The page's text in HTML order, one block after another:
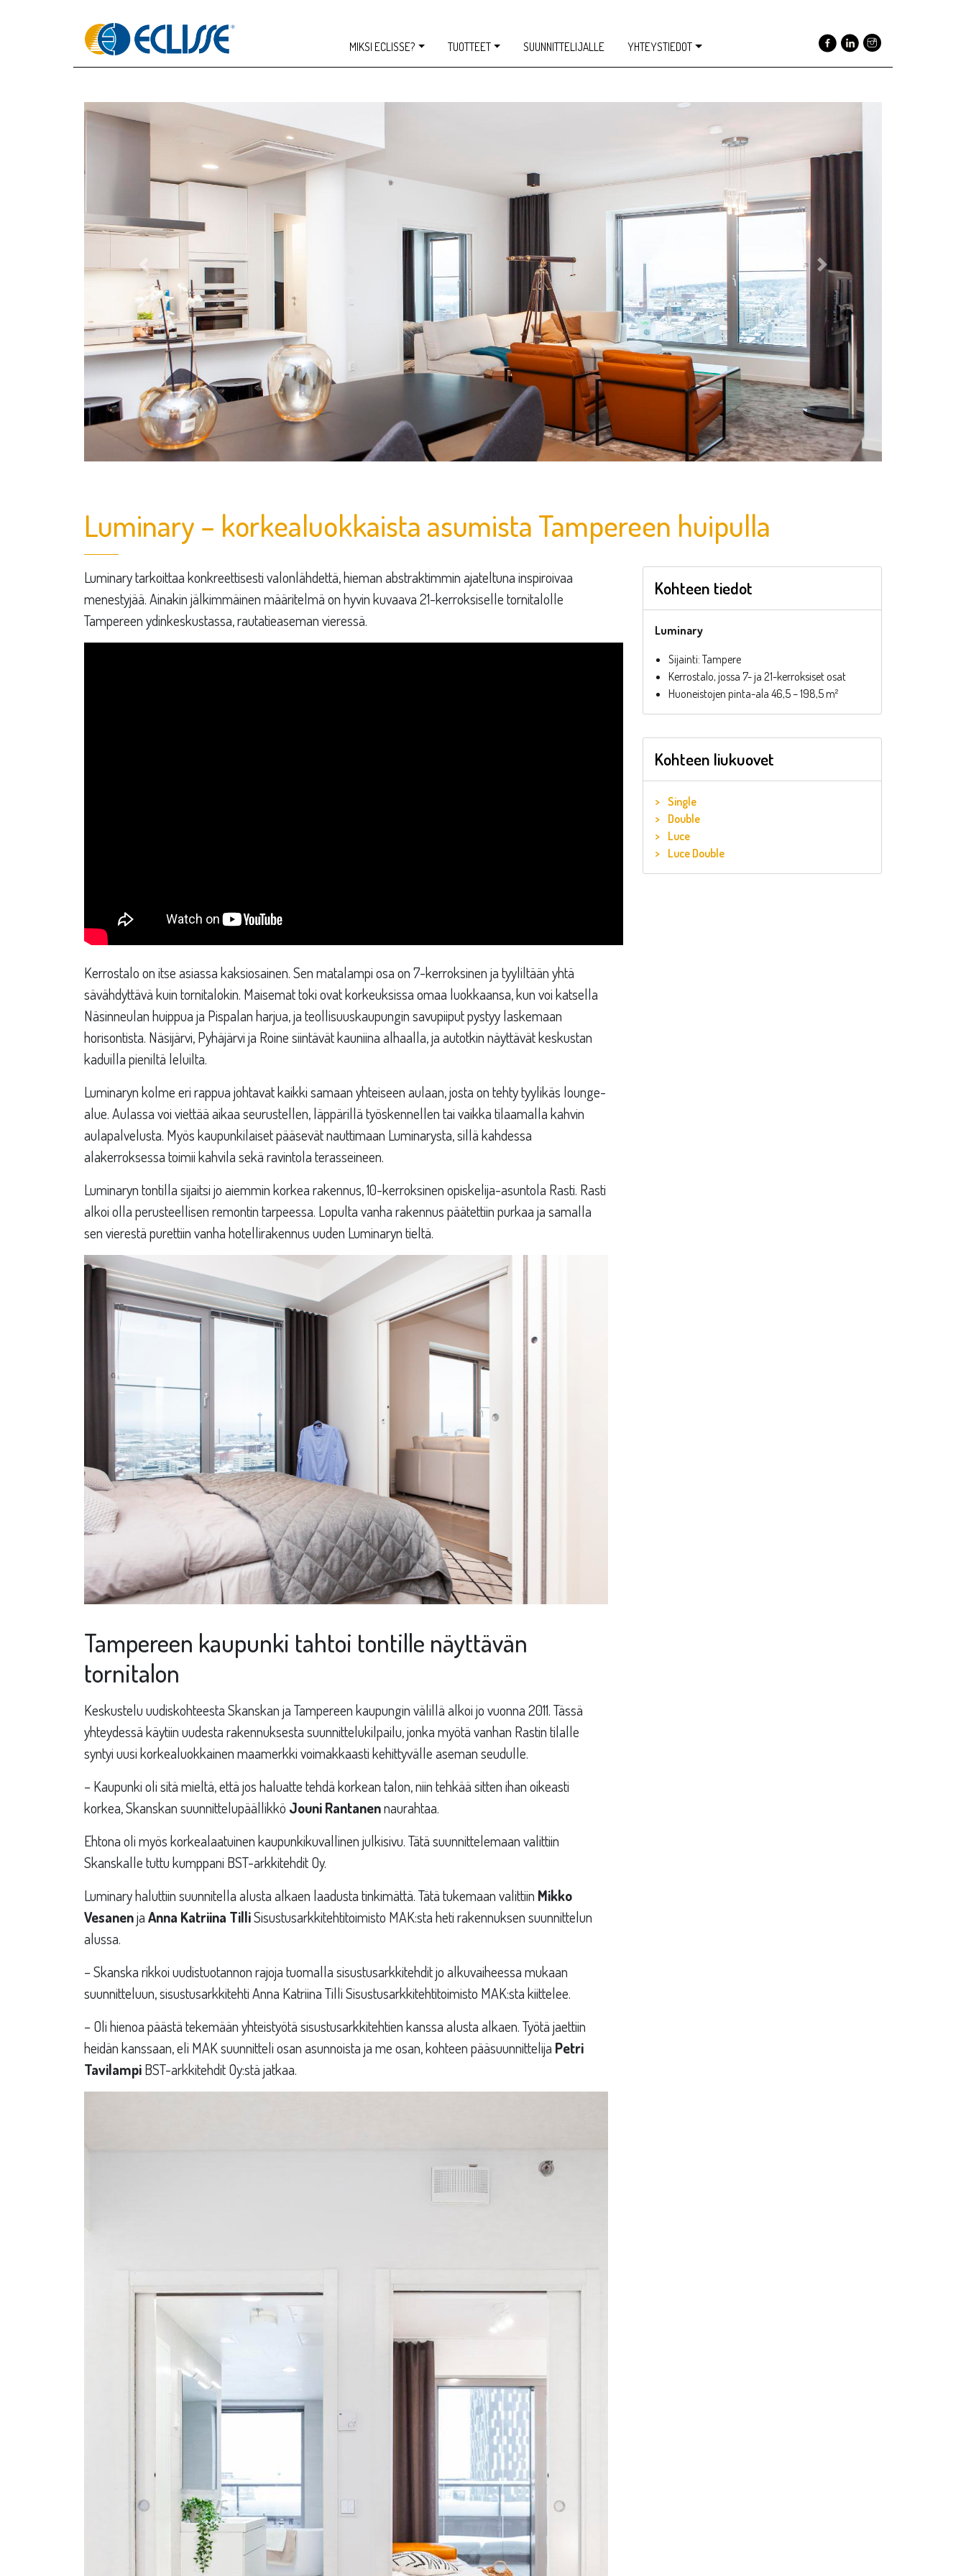
MIKSI ECLISSE? TUOTTEET SUUNNITTELIJALLE YHTEYSTIEDOT
Previous Next
Luminary – korkealuokkaista asumista Tampereen huipulla
Luminary tarkoittaa konkreettisesti valonlähdettä, hieman abstraktimmin ajateltuna inspiroivaa
menestyjää. Ainakin jälkimmäinen määritelmä on hyvin kuvaava 21-kerroksiselle tornitalolle
Tampereen ydinkeskustassa, rautatieaseman vieressä.
Kerrostalo on itse asiassa kaksiosainen. Sen matalampi osa on 7-kerroksinen ja tyyliltään yhtä
sävähdyttävä kuin tornitalokin. Maisemat toki ovat korkeuksissa omaa luokkaansa, kun voi katsella
Näsinneulan huippua ja Pispalan harjua, ja teollisuuskaupungin savupiiput pystyy laskemaan
horisontista. Näsijärvi, Pyhäjärvi ja Roine siintävät kauniina alhaalla, ja autotkin näyttävät keskustan
kaduilla pieniltä leluilta.
Luminaryn kolme eri rappua johtavat kaikki samaan yhteiseen aulaan, josta on tehty tyylikäs lounge-
alue. Aulassa voi viettää aikaa seurustellen, läppärillä työskennellen tai vaikka tilaamalla kahvin
aulapalvelusta. Myös kaupunkilaiset pääsevät nauttimaan Luminarysta, sillä kahdessa
alakerroksessa toimii kahvila sekä ravintola terasseineen.
Luminaryn tontilla sijaitsi jo aiemmin korkea rakennus, 10-kerroksinen opiskelija-asuntola Rasti. Rasti
alkoi olla perusteellisen remontin tarpeessa. Lopulta vanha rakennus päätettiin purkaa ja samalla
sen vierestä purettiin vanha hotellirakennus uuden Luminaryn tieltä.
Tampereen kaupunki tahtoi tontille näyttävän
tornitalon
Keskustelu uudiskohteesta Skanskan ja Tampereen kaupungin välillä alkoi jo vuonna 2011. Tässä
yhteydessä käytiin uudesta rakennuksesta suunnittelukilpailu, jonka myötä vanhan Rastin tilalle
syntyi uusi korkealuokkainen maamerkki voimakkaasti kehittyvälle aseman seudulle.
– Kaupunki oli sitä mieltä, että jos haluatte tehdä korkean talon, niin tehkää sitten ihan oikeasti
korkea, Skanskan suunnittelupäällikkö Jouni Rantanennaurahtaa.
Ehtona oli myös korkealaatuinen kaupunkikuvallinen julkisivu. Tätä suunnittelemaan valittiin
Skanskalle tuttu kumppani BST-arkkitehdit Oy.
Luminary haluttiin suunnitella alusta alkaen laadusta tinkimättä. Tätä tukemaan valittiin Mikko
VesanenjaAnna Katriina TilliSisustusarkkitehtitoimisto MAK:sta heti rakennuksen suunnittelun
alussa.
– Skanska rikkoi uudistuotannon rajoja tuomalla sisustusarkkitehdit jo alkuvaiheessa mukaan
suunnitteluun, sisustusarkkitehti Anna Katriina Tilli Sisustusarkkitehtitoimisto MAK:sta kiittelee.
– Oli hienoa päästä tekemään yhteistyötä sisustusarkkitehtien kanssa alusta alkaen. Työtä jaettiin
heidän kanssaan, eli MAK suunnitteli osan asunnoista ja me osan, kohteen pääsuunnittelija Petri
TavilampiBST-arkkitehdit Oy:stä jatkaa.
Kohteen tiedot
Luminary
Sijainti: Tampere
Kerrostalo, jossa 7- ja 21-kerroksiset osat
Huoneistojen pinta-ala 46,5 – 198,5 m²
Kohteen liukuovet
Single
Double
Luce
Luce Double